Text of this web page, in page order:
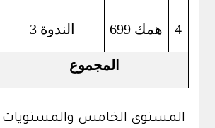
4 همك 699 الندوة 3
المجموع
المستوى الخامس والمستويات